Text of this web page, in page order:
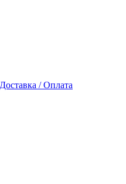
Доставка / Оплата